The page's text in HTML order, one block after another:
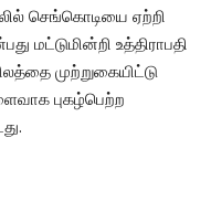
செங்கொடியை ஏற்றி
மட்டுமின்றி உத்திராபதி
முற்றுகையிட்டு
புகழ்பெற்ற